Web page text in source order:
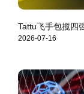
Tattu飞手包揽四
2026-07-16